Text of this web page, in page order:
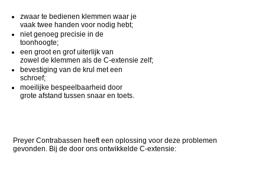
zwaar te bedienen klemmen waar je
vaak twee handen voor nodig hebt;
niet genoeg precisie in de
toonhoogte;
een groot en grof uiterlijk van
zowel de klemmen als de C-extensie zelf;
bevestiging van de krul met een
schroef;
moeilijke bespeelbaarheid door
grote afstand tussen snaar en toets.
Preyer Contrabassen heeft een oplossing voor deze problemen
gevonden. Bij de door ons ontwikkelde C-extensie: